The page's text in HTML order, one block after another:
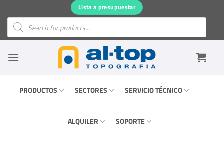
contenido
Lista a presupuestar
Búsqueda
productos
PRODUCTOS SECTORES SERVICIO TÉCNICO
ALQUILER SOPORTE